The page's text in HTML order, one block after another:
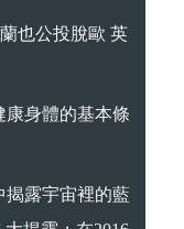
也公投脫歐 英
康身體的基本條
揭露宇宙裡的藍